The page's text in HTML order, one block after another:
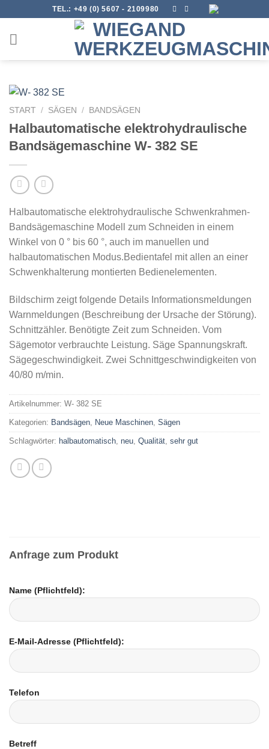
content
TEL.: +49 (0) 5607 - 2109980
START / SÄGEN / BANDSÄGEN
Halbautomatische elektrohydraulische
Bandsägemaschine W- 382 SE
Halbautomatische elektrohydraulische Schwenkrahmen-
Bandsägemaschine Modell zum Schneiden in einem
Winkel von 0 ° bis 60 °, auch im manuellen und
halbautomatischen Modus.Bedientafel mit allen an einer
Schwenkhalterung montierten Bedienelementen.
Bildschirm zeigt folgende Details Informationsmeldungen
Warnmeldungen (Beschreibung der Ursache der Störung).
Schnittzähler. Benötigte Zeit zum Schneiden. Vom
Sägemotor verbrauchte Leistung. Säge Spannungskraft.
Sägegeschwindigkeit. Zwei Schnittgeschwindigkeiten von
40/80 m/min.
Artikelnummer: W- 382 SE
Kategorien: Bandsägen, Neue Maschinen, Sägen
Schlagwörter: halbautomatisch, neu, Qualität, sehr gut
Anfrage zum Produkt
Name (Pflichtfeld):
E-Mail-Adresse (Pflichtfeld):
Telefon
Betreff